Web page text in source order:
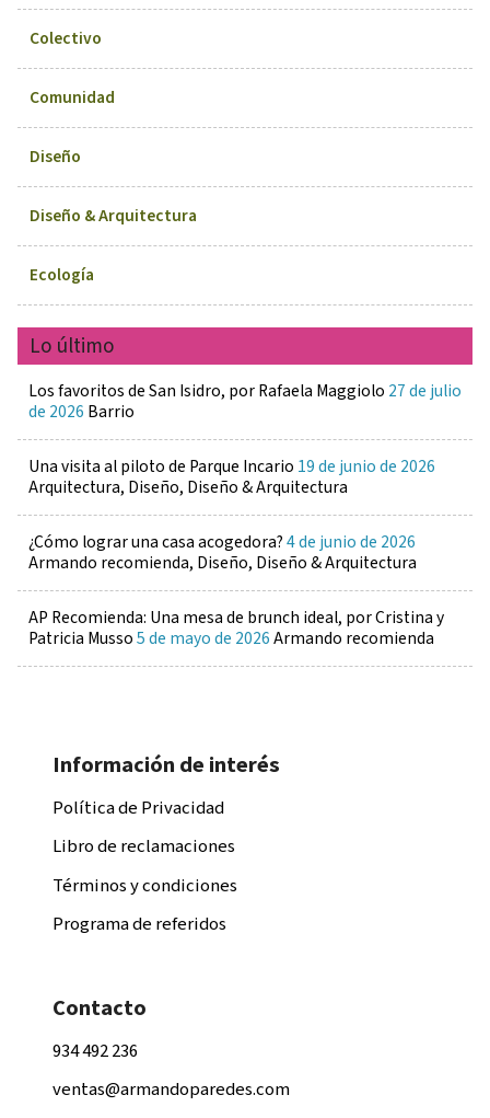
Colectivo
Comunidad
Diseño
Diseño & Arquitectura
Ecología
Lo último
Los favoritos de San Isidro, por Rafaela Maggiolo 27 de julio
de 2026 Barrio
Una visita al piloto de Parque Incario 19 de junio de 2026
Arquitectura, Diseño, Diseño & Arquitectura
¿Cómo lograr una casa acogedora?4 de junio de 2026
Armando recomienda, Diseño, Diseño & Arquitectura
AP Recomienda: Una mesa de brunch ideal, por Cristina y
Patricia Musso5 de mayo de 2026Armando recomienda
Información de interés
Política de Privacidad
Libro de reclamaciones
Términos y condiciones
Programa de referidos
Contacto
934 492 236
ventas@armandoparedes.com